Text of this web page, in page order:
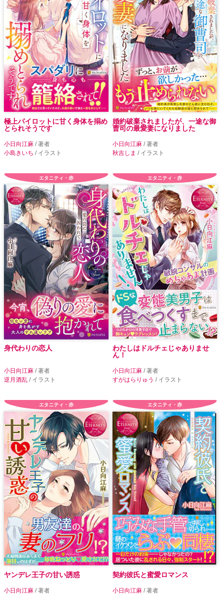
極上パイロットに甘く身体を搦め
とられそうです
小日向江麻 / 著者
小島きいち / イラスト
婚約破棄されましたが、一途な御
曹司の最愛妻になりました
小日向江麻 / 著者
秋吉しま / イラスト
エタニティ・赤
身代わりの恋人
小日向江麻 / 著者
逆月酒乱 / イラスト
エタニティ・赤
わたしはドルチェじゃありませ
ん！
小日向江麻 / 著者
すがはらりゅう / イラスト
エタニティ・赤
ヤンデレ王子の甘い誘惑
小日向江麻 / 著者
エタニティ・赤
契約彼氏と蜜愛ロマンス
小日向江麻 / 著者